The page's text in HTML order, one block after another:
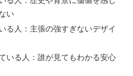
い
る人：主張の強すぎないデザイ
いる人：誰が見てもわかる安心